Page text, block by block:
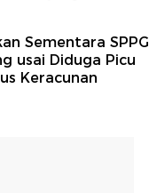
Sementara SPPG
usai Diduga Picu
Keracunan